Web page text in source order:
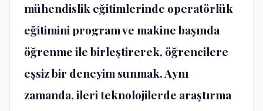
mühendislik eğitimlerinde operatörlük
eğitimini program ve makine başında
öğrenme ile birleştirerek, öğrencilere
eşsiz bir deneyim sunmak. Aynı
zamanda, ileri teknolojilerde araştırma